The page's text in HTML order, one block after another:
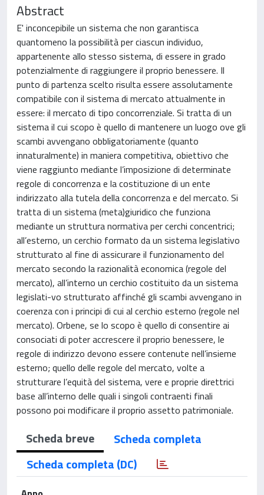
Abstract
E' inconcepibile un sistema che non garantisca
quantomeno la possibilità per ciascun individuo,
appartenente allo stesso sistema, di essere in grado
potenzialmente di raggiungere il proprio benessere. Il
punto di partenza scelto risulta essere assolutamente
compatibile con il sistema di mercato attualmente in
essere: il mercato di tipo concorrenziale. Si tratta di un
sistema il cui scopo è quello di mantenere un luogo ove gli
scambi avvengano obbligatoriamente (quanto
innaturalmente) in maniera competitiva, obiettivo che
viene raggiunto mediante l’imposizione di determinate
regole di concorrenza e la costituzione di un ente
indirizzato alla tutela della concorrenza e del mercato. Si
tratta di un sistema (meta)giuridico che funziona
mediante un struttura normativa per cerchi concentrici;
all’esterno, un cerchio formato da un sistema legislativo
strutturato al fine di assicurare il funzionamento del
mercato secondo la razionalità economica (regole del
mercato), all’interno un cerchio costituito da un sistema
legislati-vo strutturato affinché gli scambi avvengano in
coerenza con i principi di cui al cerchio esterno (regole nel
mercato). Orbene, se lo scopo è quello di consentire ai
consociati di poter accrescere il proprio benessere, le
regole di indirizzo devono essere contenute nell’insieme
esterno; quello delle regole del mercato, volte a
strutturare l’equità del sistema, vere e proprie direttrici
base all’interno delle quali i singoli contraenti finali
possono poi modificare il proprio assetto patrimoniale.
Scheda breve
Scheda completa
Scheda completa (DC)